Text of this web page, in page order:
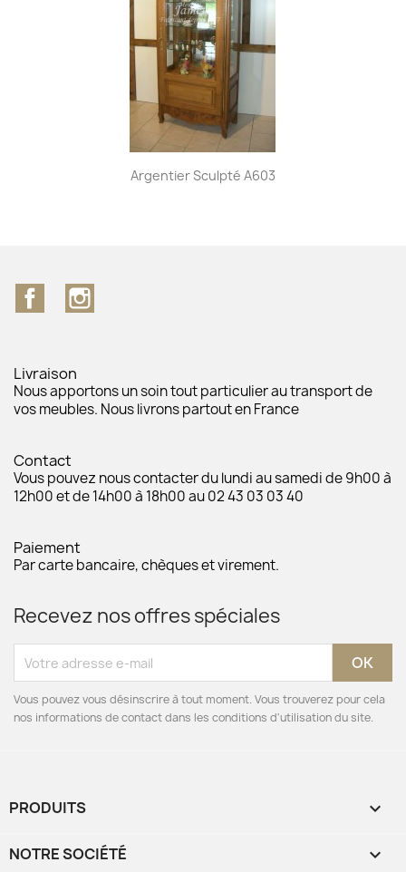
Argentier Sculpté A603
Facebook
Livraison
Nous apportons un soin tout particulier au transport de
vos meubles. Nous livrons partout en France
Contact
Vous pouvez nous contacter du lundi au samedi de 9h00 à
12h00 et de 14h00 à 18h00 au 02 43 03 03 40
Paiement
Par carte bancaire, chèques et virement.
Recevez nos offres spéciales
Vous pouvez vous désinscrire à tout moment. Vous trouverez pour cela
nos informations de contact dans les conditions d'utilisation du site.
PRODUITS 
NOTRE SOCIÉTÉ 